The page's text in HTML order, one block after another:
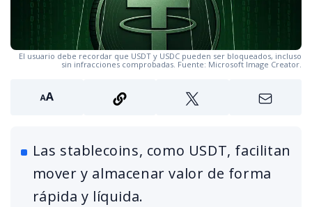
El usuario debe recordar que USDT y USDC pueden ser bloqueados, incluso
sin infracciones comprobadas. Fuente: Microsoft Image Creator.
Las stablecoins, como USDT, facilitan
mover y almacenar valor de forma
rápida y líquida.